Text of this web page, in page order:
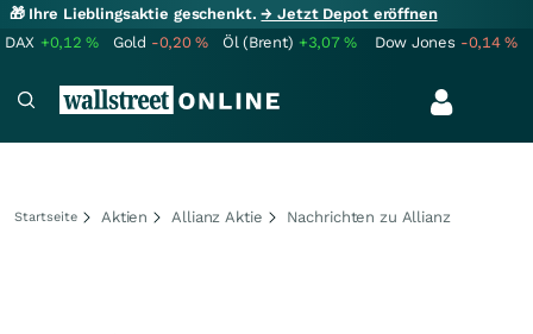
🎁 Ihre Lieblingsaktie geschenkt.→ Jetzt Depot eröffnen
DAX +0,12% Gold -0,20% Öl (Brent) +3,07% Dow Jones -0,14%
Startseite Aktien Allianz Aktie Nachrichten zu Allianz